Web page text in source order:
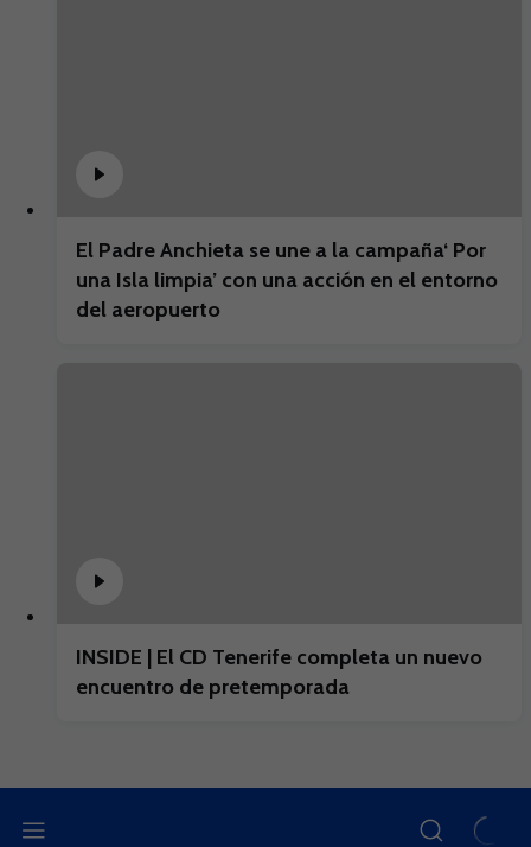
El Padre Anchieta se une a la campaña‘ Por
una Isla limpia’ con una acción en el entorno
del aeropuerto
INSIDE | El CD Tenerife completa un nuevo
encuentro de pretemporada